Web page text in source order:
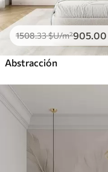
1508.33$U/m²905.00
Abstracción